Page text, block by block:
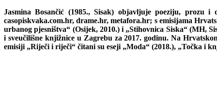
Jasmina Bosančić (1985., Sisak) objavljuje poeziju, prozu
casopiskvaka.com.hr, drame.hr, metafora.hr; s emisijama
urbanog pjesništva“ (Osijek, 2010.) i „Stihovnica Siska“ (MH,
i sveučilišne knjižnice u Zagrebu za 2017. godinu. Na
emisiji „Riječi i riječi“ čitani su eseji „Moda“ (2018.), „Točka i